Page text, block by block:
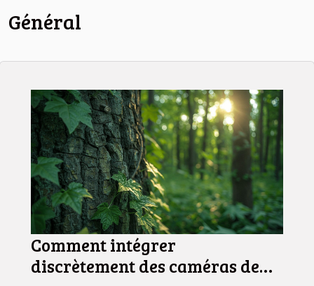
Général
Comment intégrer
discrètement des caméras de